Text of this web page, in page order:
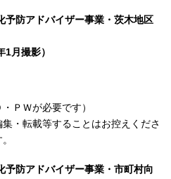
予防アドバイザー事業・茨木地区
月撮影）
・ＰＷが必要です）
・転載等することはお控えくださ
予防アドバイザー事業・市町村向